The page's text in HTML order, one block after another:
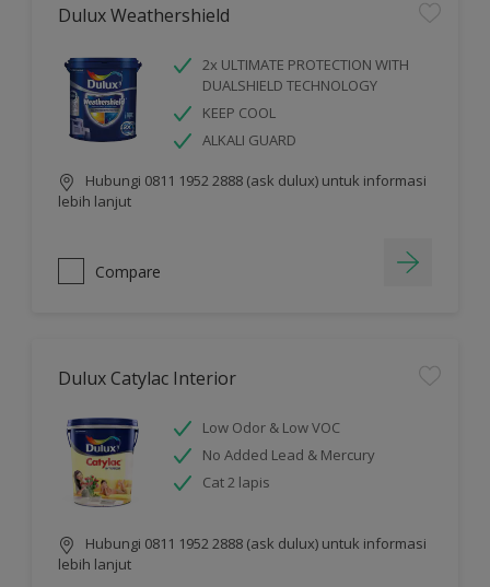
Dulux Weathershield
2x ULTIMATE PROTECTION WITH
DUALSHIELD TECHNOLOGY
KEEP COOL
ALKALI GUARD
Hubungi 0811 1952 2888 (ask dulux) untuk informasi
lebih lanjut
Compare
Dulux Catylac Interior
Low Odor & Low VOC
No Added Lead & Mercury
Cat 2 lapis
Hubungi 0811 1952 2888 (ask dulux) untuk informasi
lebih lanjut